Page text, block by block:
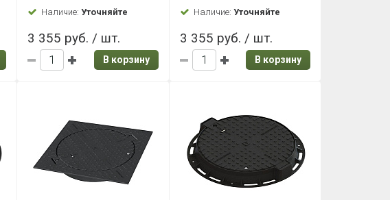
Наличие:Уточняйте
3 355 руб. / шт.
В корзину
Наличие: Уточняйте
3 355 руб. / шт.
В корзину